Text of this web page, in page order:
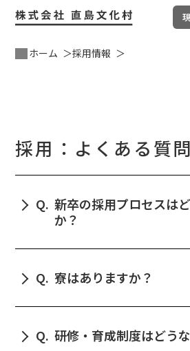
ホーム 採用情報
採用：よくある質問
Q. 新卒の採用プロセスは
か？
書類選考後、一次選考、最終
能です。最終面接は直島まで
Q. 寮はありますか？
島内に寮、古民家を借り上げ
寮から会社までは徒歩で10～
Q. 研修・育成制度はどう